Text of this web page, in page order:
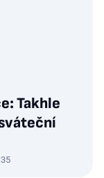
Takhle